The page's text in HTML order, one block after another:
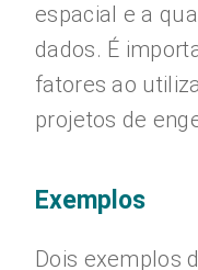
espacial e a
dados. É
fatores ao
projetos de
Exemplos
Dois exemplos